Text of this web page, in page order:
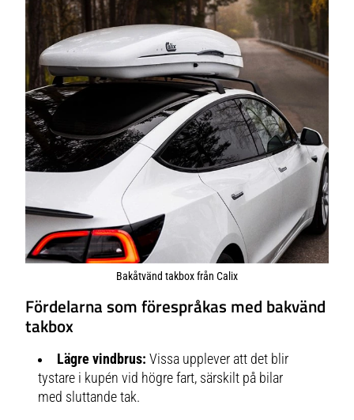
Bakåtvänd takbox från Calix
Fördelarna som förespråkas med bakvänd
takbox
Lägre vindbrus: Vissa upplever att det blir
tystare i kupén vid högre fart, särskilt på bilar
med sluttande tak.